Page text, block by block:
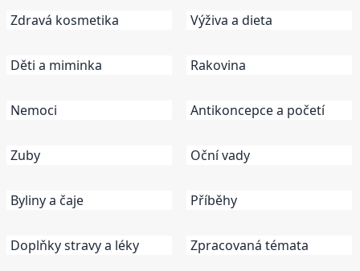
Zdravá kosmetika
Děti a miminka
Nemoci
Zuby
Byliny a čaje
Doplňky stravy a léky
Výživa a dieta
Rakovina
Antikoncepce a početí
Oční vady
Příběhy
Zpracovaná témata